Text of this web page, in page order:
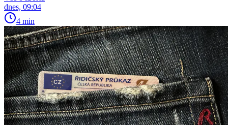
dnes, 09:04
4 min